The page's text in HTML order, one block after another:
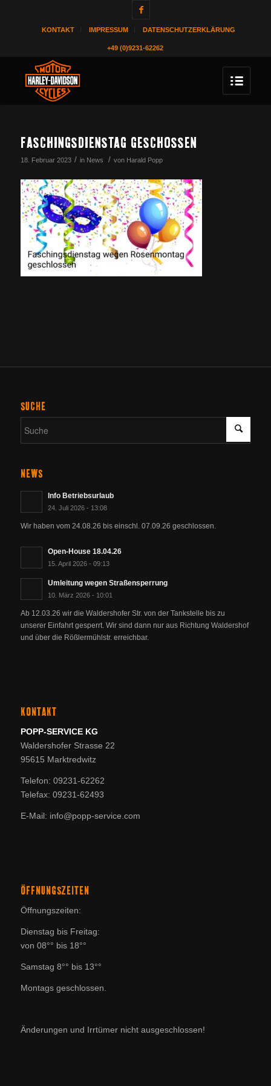
KONTAKT IMPRESSUM DATENSCHUTZERKLÄRUNG
+49 (0)9231-62262
FASCHINGSDIENSTAG GESCHOSSEN
18. Februar 2023 / in News / von Harald Popp
SUCHE
NEWS
Info Betriebsurlaub
24. Juli 2026 - 13:08
Wir haben vom 24.08.26 bis einschl. 07.09.26 geschlossen.
Open-House 18.04.26
15. April 2026 - 09:13
Umleitung wegen Straßensperrung
10. März 2026 - 10:01
Ab 12.03.26 wir die Waldershofer Str. von der Tankstelle bis zu
unserer Einfahrt gesperrt. Wir sind dann nur aus Richtung Waldershof
und über die Rößlermühlstr. erreichbar.
KONTAKT
POPP-SERVICE KG
Waldershofer Strasse 22
95615 Marktredwitz
Telefon: 09231-62262
Telefax: 09231-62493
E-Mail: info@popp-service.com
ÖFFNUNGSZEITEN
Öffnungszeiten:
Dienstag bis Freitag:
von 08°° bis 18°°
Samstag 8°° bis 13°°
Montags geschlossen.
Änderungen und Irrtümer nicht ausgeschlossen!